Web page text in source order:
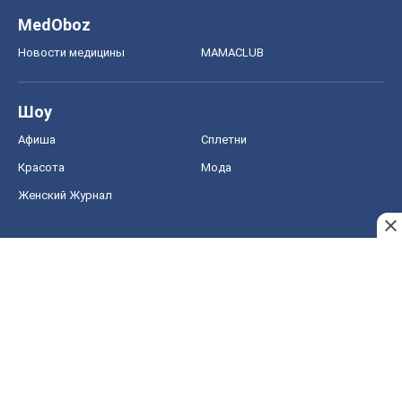
MedOboz
Новости медицины MAMACLUB
Шоу
Афиша Сплетни
Красота Мода
Женский Журнал